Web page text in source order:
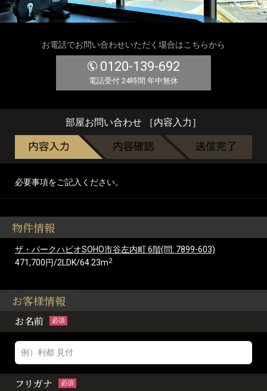
お電話でお問い合わせいただく場合はこちらから
0120-139-692
電話受付 24時間 年中無休
部屋お問い合わせ ［内容入力］
必要事項をご記入ください。
物件情報
ザ・パークハビオSOHO市谷左内町 6階(問: 7899-603)
471,700円/2LDK/64.23m2
お客様情報
お名前 必須
フリガナ 必須